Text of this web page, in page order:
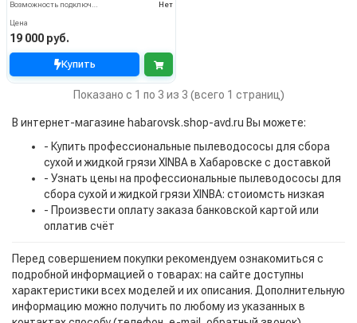
Возможность подключения электрощетки
Нет
Цена
19 000 руб.
Купить
Показано с 1 по 3 из 3 (всего 1 страниц)
В интернет-магазине habarovsk.shop-avd.ru Вы можете:
- Купить профессиональные пылеводососы для сбора
сухой и жидкой грязи XINBA в Хабаровске с доставкой
- Узнать цены на профессиональные пылеводососы для
сбора сухой и жидкой грязи XINBA: стоиомсть низкая
- Произвести оплату заказа банковской картой или
оплатив счёт
Перед совершением покупки рекомендуем ознакомиться с
подробной информацией о товарах: на сайте доступны
характеристики всех моделей и их описания. Дополнительную
информацию можно получить по любому из указанных в